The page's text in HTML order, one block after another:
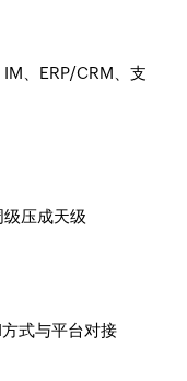
、ERP/CRM、支
压成天级
式与平台对接